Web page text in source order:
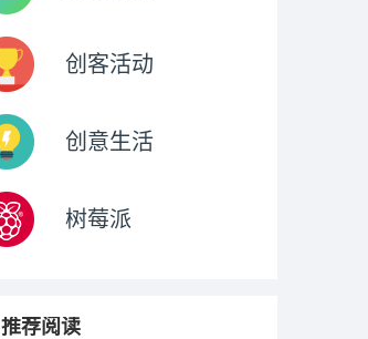
创客活动
创意生活
树莓派
推荐阅读